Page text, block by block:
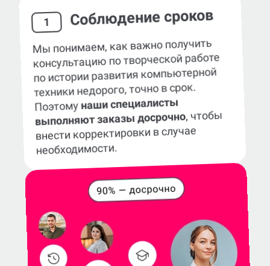
1 Соблюдение сроков
Мы понимаем, как важно получить
консультацию по творческой работе
по истории развития компьютерной
техники недорого, точно в срок.
Поэтому наши специалисты
выполняют заказы досрочно, чтобы
внести корректировки в случае
необходимости.